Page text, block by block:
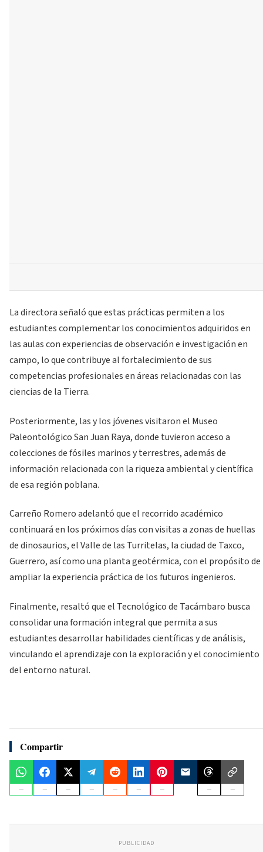
La directora señaló que estas prácticas permiten a los
estudiantes complementar los conocimientos adquiridos en
las aulas con experiencias de observación e investigación en
campo, lo que contribuye al fortalecimiento de sus
competencias profesionales en áreas relacionadas con las
ciencias de la Tierra.
Posteriormente, las y los jóvenes visitaron el Museo
Paleontológico San Juan Raya, donde tuvieron acceso a
colecciones de fósiles marinos y terrestres, además de
información relacionada con la riqueza ambiental y científica
de esa región poblana.
Carreño Romero adelantó que el recorrido académico
continuará en los próximos días con visitas a zonas de huellas
de dinosaurios, el Valle de las Turritelas, la ciudad de Taxco,
Guerrero, así como una planta geotérmica, con el propósito de
ampliar la experiencia práctica de los futuros ingenieros.
Finalmente, resaltó que el Tecnológico de Tacámbaro busca
consolidar una formación integral que permita a sus
estudiantes desarrollar habilidades científicas y de análisis,
vinculando el aprendizaje con la exploración y el conocimiento
del entorno natural.
Compartir
PUBLICIDAD